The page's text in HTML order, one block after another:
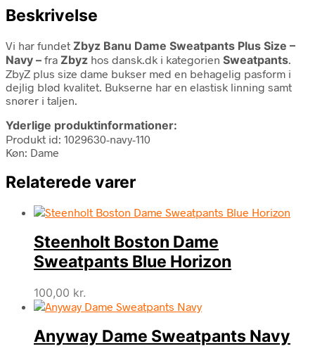
Beskrivelse
Vi har fundet Zbyz Banu Dame Sweatpants Plus Size –
Navy – fra Zbyz hos dansk.dk i kategorien Sweatpants.
ZbyZ plus size dame bukser med en behagelig pasform i
dejlig blød kvalitet. Bukserne har en elastisk linning samt
snører i taljen.
Yderlige produktinformationer:
Produkt id: 1029630-navy-110
Køn: Dame
Relaterede varer
Steenholt Boston Dame
Sweatpants Blue Horizon
100,00 kr.
Anyway Dame Sweatpants Navy